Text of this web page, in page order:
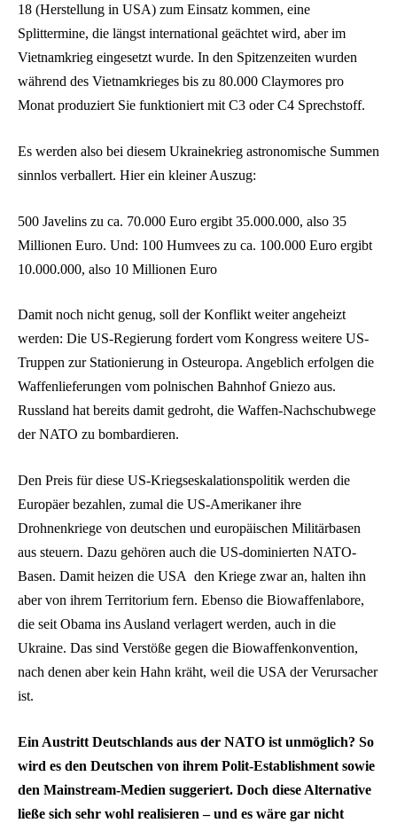
18 (Herstellung in USA) zum Einsatz kommen, eine
Splittermine, die längst international geächtet wird, aber im
Vietnamkrieg eingesetzt wurde. In den Spitzenzeiten wurden
während des Vietnamkrieges bis zu 80.000 Claymores pro
Monat produziert Sie funktioniert mit C3 oder C4 Sprechstoff.
Es werden also bei diesem Ukrainekrieg astronomische Summen
sinnlos verballert. Hier ein kleiner Auszug:
500 Javelins zu ca. 70.000 Euro ergibt 35.000.000, also 35
Millionen Euro. Und: 100 Humvees zu ca. 100.000 Euro ergibt
10.000.000, also 10 Millionen Euro
Damit noch nicht genug, soll der Konflikt weiter angeheizt
werden: Die US-Regierung fordert vom Kongress weitere US-
Truppen zur Stationierung in Osteuropa. Angeblich erfolgen die
Waffenlieferungen vom polnischen Bahnhof Gniezo aus.
Russland hat bereits damit gedroht, die Waffen-Nachschubwege
der NATO zu bombardieren.
Den Preis für diese US-Kriegseskalationspolitik werden die
Europäer bezahlen, zumal die US-Amerikaner ihre
Drohnenkriege von deutschen und europäischen Militärbasen
aus steuern. Dazu gehören auch die US-dominierten NATO-
Basen. Damit heizen die USA den Kriege zwar an, halten ihn
aber von ihrem Territorium fern. Ebenso die Biowaffenlabore,
die seit Obama ins Ausland verlagert werden, auch in die
Ukraine. Das sind Verstöße gegen die Biowaffenkonvention,
nach denen aber kein Hahn kräht, weil die USA der Verursacher
ist.
Ein Austritt Deutschlands aus der NATO ist unmöglich? So
wird es den Deutschen von ihrem Polit-Establishment sowie
den Mainstream-Medien suggeriert. Doch diese Alternative
ließe sich sehr wohl realisieren – und es wäre gar nicht